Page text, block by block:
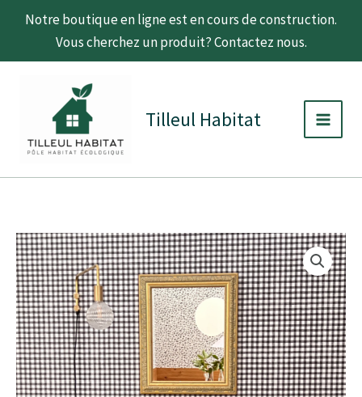
Notre boutique en ligne est en cours de construction.
Vous cherchez un produit? Contactez nous.
Aller
Tilleul Habitat
ib
i
t
é
Plage
de
prix :
3,50 €
à
quantité
de
Papier
peint
-
Bilboquet
deco